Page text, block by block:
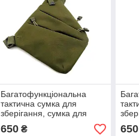
Багатофункціональна
тактична сумка для
зберігання, сумка для
активного відпочинку та
спорту. (olive)
650₴ 650